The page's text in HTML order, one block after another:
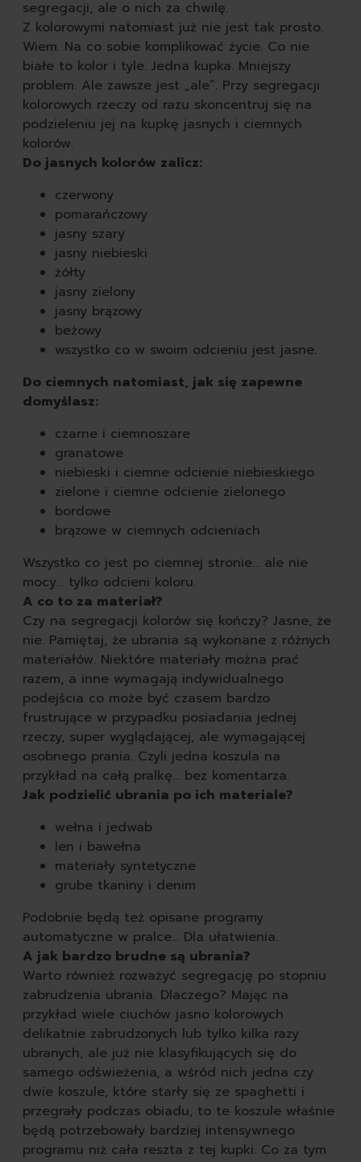
segregacji, ale o nich za chwilę.
Z kolorowymi natomiast już nie jest tak prosto.
Wiem. Na co sobie komplikować życie. Co nie
białe to kolor i tyle. Jedna kupka. Mniejszy
problem. Ale zawsze jest „ale”. Przy segregacji
kolorowych rzeczy od razu skoncentruj się na
podzieleniu jej na kupkę jasnych i ciemnych
kolorów.
Do jasnych kolorów zalicz:
czerwony
pomarańczowy
jasny szary
jasny niebieski
żółty
jasny zielony
jasny brązowy
beżowy
wszystko co w swoim odcieniu jest jasne.
Do ciemnych natomiast, jak się zapewne
domyślasz:
czarne i ciemnoszare
granatowe
niebieski i ciemne odcienie niebieskiego
zielone i ciemne odcienie zielonego
bordowe
brązowe w ciemnych odcieniach
Wszystko co jest po ciemnej stronie… ale nie
mocy… tylko odcieni koloru.
A co to za materiał?
Czy na segregacji kolorów się kończy? Jasne, że
nie. Pamiętaj, że ubrania są wykonane z różnych
materiałów. Niektóre materiały można prać
razem, a inne wymagają indywidualnego
podejścia co może być czasem bardzo
frustrujące w przypadku posiadania jednej
rzeczy, super wyglądającej, ale wymagającej
osobnego prania. Czyli jedna koszula na
przykład na całą pralkę… bez komentarza.
Jak podzielić ubrania po ich materiale?
wełna i jedwab
len i bawełna
materiały syntetyczne
grube tkaniny i denim
Podobnie będą też opisane programy
automatyczne w pralce… Dla ułatwienia.
A jak bardzo brudne są ubrania?
Warto również rozważyć segregację po stopniu
zabrudzenia ubrania. Dlaczego? Mając na
przykład wiele ciuchów jasno kolorowych
delikatnie zabrudzonych lub tylko kilka razy
ubranych, ale już nie klasyfikujących się do
samego odświeżenia, a wśród nich jedna czy
dwie koszule, które starły się ze spaghetti i
przegrały podczas obiadu, to te koszule właśnie
będą potrzebowały bardziej intensywnego
programu niż cała reszta z tej kupki. Co za tym